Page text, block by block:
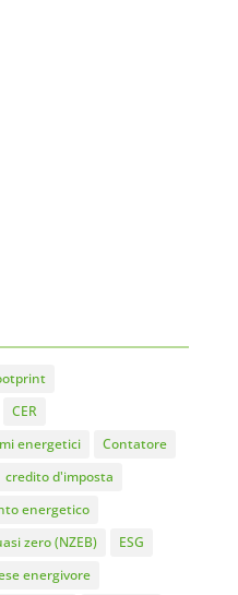
CER
energetici
Contatore
credito d'imposta
energetico
zero (NZEB)
ESG
energivore